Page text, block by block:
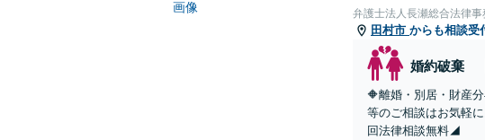
弁護士法人長瀬総合法律
田村市 からも相談受
婚約破棄
🔶離婚・別居・財産
等のご相談はお気軽
回法律相談無料◢